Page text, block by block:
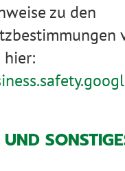
zu den
hier: